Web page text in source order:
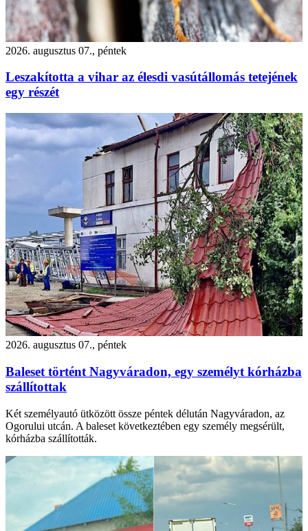
2026. augusztus 07., péntek
Leszakította a vihar az élesdi vasútállomás tetejének
egy részét
2026. augusztus 07., péntek
Baleset történt Nagyváradon, egy személyt kórházba
szállítottak
Két személyautó ütközött össze péntek délután Nagyváradon, az
Ogorului utcán. A baleset következtében egy személy megsérült,
kórházba szállították.